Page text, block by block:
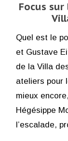
Focus
Quel est le
et Gustave
de la Villa
ateliers pour
mieux
Hégésippe
l’escalade,